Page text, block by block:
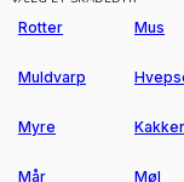
Rotter Mus
Muldvarp
Myre
Mår Møl